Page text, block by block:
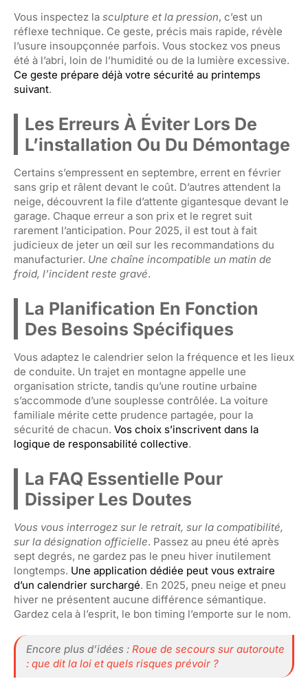
Vous inspectez la sculpture et la pression, c’est un
réflexe technique. Ce geste, précis mais rapide, révèle
l’usure insoupçonnée parfois. Vous stockez vos pneus
été à l’abri, loin de l’humidité ou de la lumière excessive.
Ce geste prépare déjà votre sécurité au printemps
suivant.
Les Erreurs À Éviter Lors De
L’installation Ou Du Démontage
Certains s’empressent en septembre, errent en février
sans grip et râlent devant le coût. D’autres attendent la
neige, découvrent la file d’attente gigantesque devant le
garage. Chaque erreur a son prix et le regret suit
rarement l’anticipation. Pour 2025, il est tout à fait
judicieux de jeter un œil sur les recommandations du
manufacturier. Une chaîne incompatible un matin de
froid, l’incident reste gravé.
La Planification En Fonction
Des Besoins Spécifiques
Vous adaptez le calendrier selon la fréquence et les lieux
de conduite. Un trajet en montagne appelle une
organisation stricte, tandis qu’une routine urbaine
s’accommode d’une souplesse contrôlée. La voiture
familiale mérite cette prudence partagée, pour la
sécurité de chacun. Vos choix s’inscrivent dans la
logique de responsabilité collective.
La FAQ Essentielle Pour
Dissiper Les Doutes
Vous vous interrogez sur le retrait, sur la compatibilité,
sur la désignation officielle. Passez au pneu été après
sept degrés, ne gardez pas le pneu hiver inutilement
longtemps. Une application dédiée peut vous extraire
d’un calendrier surchargé. En 2025, pneu neige et pneu
hiver ne présentent aucune différence sémantique.
Gardez cela à l’esprit, le bon timing l’emporte sur le nom.
Encore plus d’idées : Roue de secours sur autoroute
: que dit la loi et quels risques prévoir ?